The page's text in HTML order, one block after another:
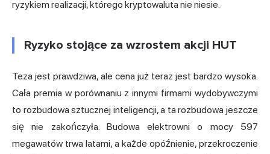
ryzykiem realizacji, którego kryptowaluta nie niesie.
Ryzyko stojące za wzrostem akcji HUT
Teza jest prawdziwa, ale cena już teraz jest bardzo wysoka.
Cała premia w porównaniu z innymi firmami wydobywczymi
to rozbudowa sztucznej inteligencji, a ta rozbudowa jeszcze
się nie zakończyła. Budowa elektrowni o mocy 597
megawatów trwa latami, a każde opóźnienie, przekroczenie